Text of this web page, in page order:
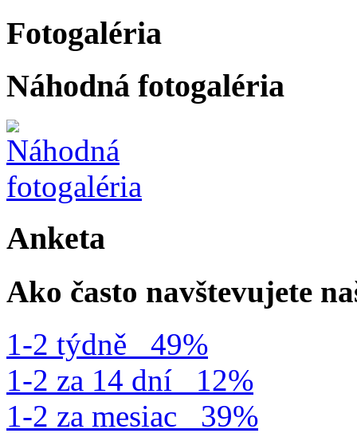
Fotogaléria
Náhodná fotogaléria
Anketa
Ako často navštevujete
1-2 týdně
49%
1-2 za 14 dní
12%
1-2 za mesiac
39%